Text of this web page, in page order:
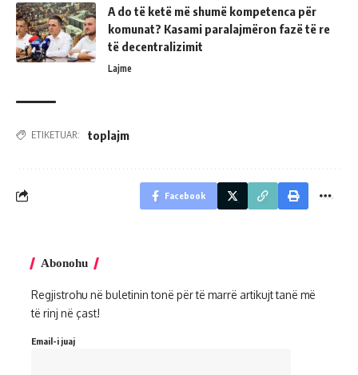
A do të ketë më shumë kompetenca për
komunat? Kasami paralajmëron fazë të re
të decentralizimit
Lajme
ETIKETUAR: toplajm
Facebook
Abonohu
Regjistrohu në buletinin tonë për të marrë artikujt tanë më
të rinj në çast!
Email-i juaj